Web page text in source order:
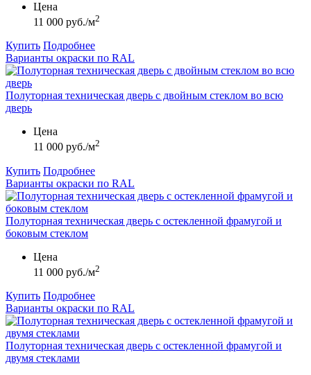
Цена
11 000 руб./м2
Купить Подробнее
Варианты окраски по RAL
Полуторная техническая дверь с двойным стеклом во всю
дверь
Цена
11 000 руб./м2
Купить Подробнее
Варианты окраски по RAL
Полуторная техническая дверь с остекленной фрамугой и
боковым стеклом
Цена
11 000 руб./м2
Купить Подробнее
Варианты окраски по RAL
Полуторная техническая дверь с остекленной фрамугой и
двумя стеклами